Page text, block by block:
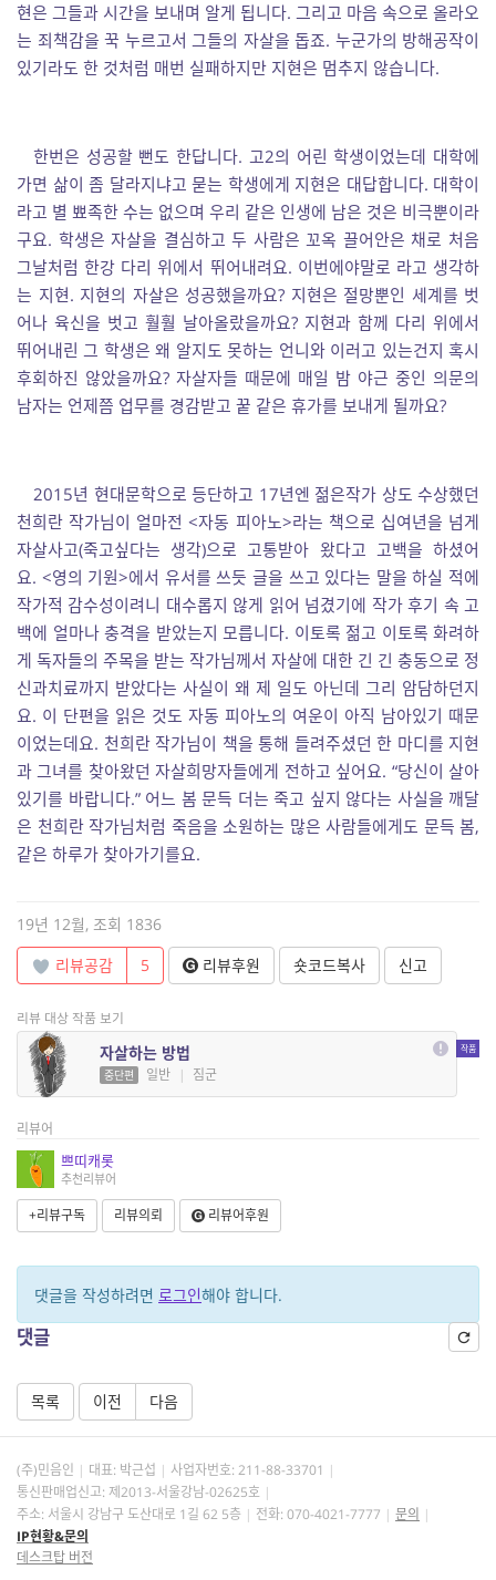
현은 그들과 시간을 보내며 알게 됩니다. 그리고 마음 속으로 올라오
는 죄책감을 꾹 누르고서 그들의 자살을 돕죠. 누군가의 방해공작이
있기라도 한 것처럼 매번 실패하지만 지현은 멈추지 않습니다.
한번은 성공할 뻔도 한답니다. 고2의 어린 학생이었는데 대학에
가면 삶이 좀 달라지냐고 묻는 학생에게 지현은 대답합니다. 대학이
라고 별 뾰족한 수는 없으며 우리 같은 인생에 남은 것은 비극뿐이라
구요. 학생은 자살을 결심하고 두 사람은 꼬옥 끌어안은 채로 처음
그날처럼 한강 다리 위에서 뛰어내려요. 이번에야말로 라고 생각하
는 지현. 지현의 자살은 성공했을까요? 지현은 절망뿐인 세계를 벗
어나 육신을 벗고 훨훨 날아올랐을까요? 지현과 함께 다리 위에서
뛰어내린 그 학생은 왜 알지도 못하는 언니와 이러고 있는건지 혹시
후회하진 않았을까요? 자살자들 때문에 매일 밤 야근 중인 의문의
남자는 언제쯤 업무를 경감받고 꿑 같은 휴가를 보내게 될까요?
2015년 현대문학으로 등단하고 17년엔 젊은작가 상도 수상했던
천희란 작가님이 얼마전 <자동 피아노>라는 책으로 십여년을 넘게
자살사고(죽고싶다는 생각)으로 고통받아 왔다고 고백을 하셨어
요. <영의 기원>에서 유서를 쓰듯 글을 쓰고 있다는 말을 하실 적에
작가적 감수성이려니 대수롭지 않게 읽어 넘겼기에 작가 후기 속 고
백에 얼마나 충격을 받았는지 모릅니다. 이토록 젊고 이토록 화려하
게 독자들의 주목을 받는 작가님께서 자살에 대한 긴 긴 충동으로 정
신과치료까지 받았다는 사실이 왜 제 일도 아닌데 그리 암담하던지
요. 이 단편을 읽은 것도 자동 피아노의 여운이 아직 남아있기 때문
이었는데요. 천희란 작가님이 책을 통해 들려주셨던 한 마디를 지현
과 그녀를 찾아왔던 자살희망자들에게 전하고 싶어요. “당신이 살아
있기를 바랍니다.” 어느 봄 문득 더는 죽고 싶지 않다는 사실을 깨달
은 천희란 작가님처럼 죽음을 소원하는 많은 사람들에게도 문득 봄,
같은 하루가 찾아가기를요.
19년 12월, 조회 1836
리뷰공감
5 리뷰후원 숏코드복사 신고
리뷰 대상 작품 보기
자살하는 방법
중단편 일반 | 짐군
리뷰어
쁘띠캐롯
추천리뷰어
+리뷰구독 리뷰의뢰 리뷰어후원
댓글을 작성하려면 로그인해야 합니다.
댓글
목록 이전 다음
(주)민음인 대표: 박근섭 사업자번호: 211-88-33701
통신판매업신고: 제2013-서울강남-02625호
주소: 서울시 강남구 도산대로 1길 62 5층
전화: 070-4021-7777
문의
IP현황&문의
데스크탑 버전